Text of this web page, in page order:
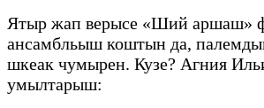
Ятыр жап верысе «Ший аршаш»
ансамбльыш коштын да,
шкеак чумырен. Кузе? Агния
умылтарыш: